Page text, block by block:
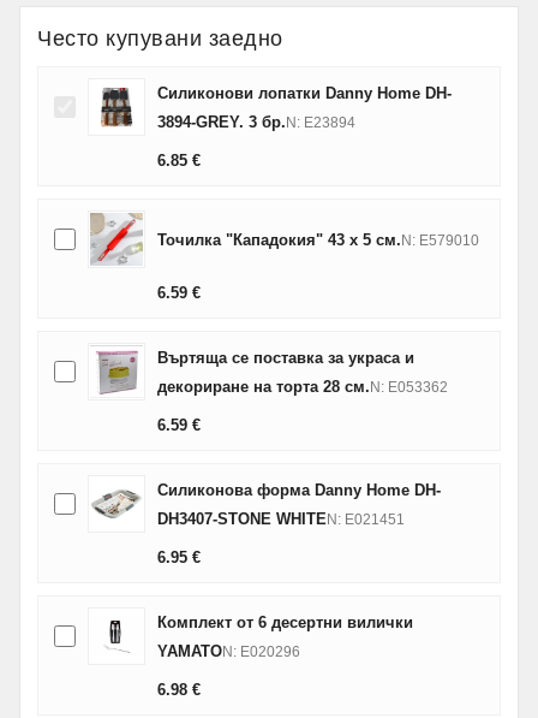
Често купувани заедно
Силиконови лопатки Danny Home DH-
3894-GREY. 3 бр.N: E23894
6.85 €
Точилка "Кападокия" 43 х 5 см.N: E579010
6.59 €
Въртяща се поставка за украса и
декориране на торта 28 см.N: E053362
6.59 €
Силиконова форма Danny Home DH-
DH3407-STONE WHITEN: E021451
6.95 €
Комплект от 6 десертни вилички
YAMATON: E020296
6.98 €